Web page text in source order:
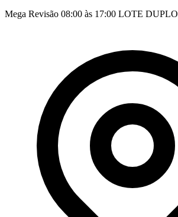
Mega Revisão 08:00 às 17:00 LOTE DUPLO